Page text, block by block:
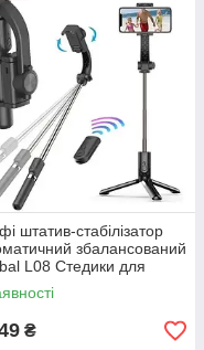
штатив-стабілізатор
збалансований
L08 Стедики для
₴